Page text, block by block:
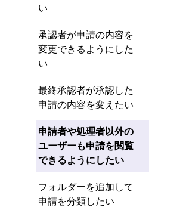
い
承認者が申請の内容を
変更できるようにした
い
最終承認者が承認した
申請の内容を変えたい
申請者や処理者以外の
ユーザーも申請を閲覧
できるようにしたい
フォルダーを追加して
申請を分類したい